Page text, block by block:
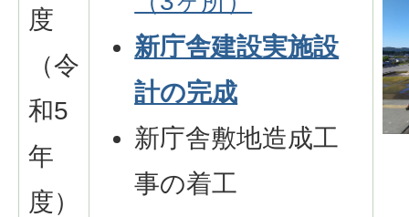
度
（令
和5
年
度）
新庁舎建設実施設
計の完成
新庁舎敷地造成工
事の着工